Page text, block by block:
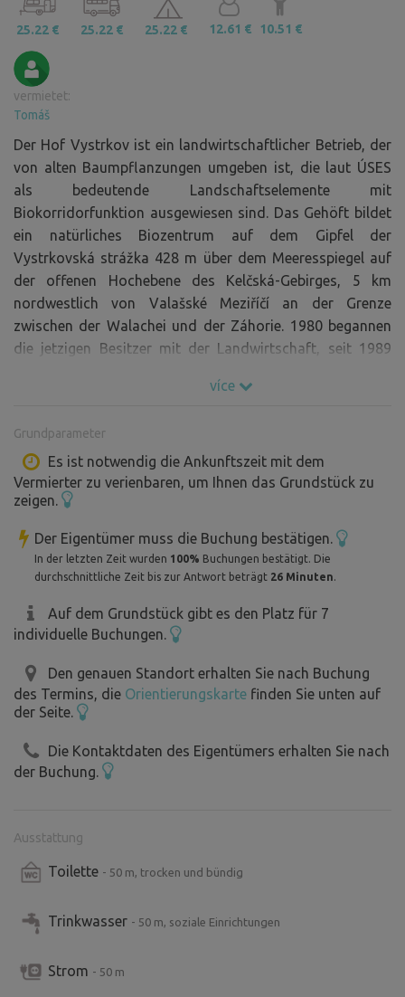
25.22 € 25.22 € 25.22 € 12.61 € 10.51 €
vermietet:
Tomáš
Der Hof Vystrkov ist ein landwirtschaftlicher Betrieb, der
von alten Baumpflanzungen umgeben ist, die laut ÚSES
als bedeutende Landschaftselemente mit
Biokorridorfunktion ausgewiesen sind. Das Gehöft bildet
ein natürliches Biozentrum auf dem Gipfel der
Vystrkovská strážka 428 m über dem Meeresspiegel auf
der offenen Hochebene des Kelčská-Gebirges, 5 km
nordwestlich von Valašské Meziříčí an der Grenze
zwischen der Walachei und der Záhorie. 1980 begannen
die jetzigen Besitzer mit der Landwirtschaft, seit 1989
Dauergrünland. In den letzten Jahren hat sich der
so genannten Agrotourismus, konzentriert, indem er
Dienstleistungen für Ausflügler und Touristen einführte
und ausbaute: Für das Zelten und Campen gibt es auf den
Weiden vorbereitete Ecken, damit sich die Gäste nicht
gegenseitig stören und ausreichend Privatsphäre haben.
více
Grundparameter
Es ist notwendig die Ankunftszeit mit dem
Vermierter zu verienbaren, um Ihnen das Grundstück zu
zeigen.
Der Eigentümer muss die Buchung bestätigen.
In der letzten Zeit wurden 100% Buchungen bestätigt. Die
durchschnittliche Zeit bis zur Antwort beträgt 26 Minuten.
Auf dem Grundstück gibt es den Platz für 7
individuelle Buchungen.
Den genauen Standort erhalten Sie nach Buchung
des Termins, die Orientierungskarte finden Sie unten auf
der Seite.
Die Kontaktdaten des Eigentümers erhalten Sie nach
der Buchung.
Ausstattung
Toilette - 50 m, trocken und bündig
Trinkwasser - 50 m, soziale Einrichtungen
Strom - 50 m